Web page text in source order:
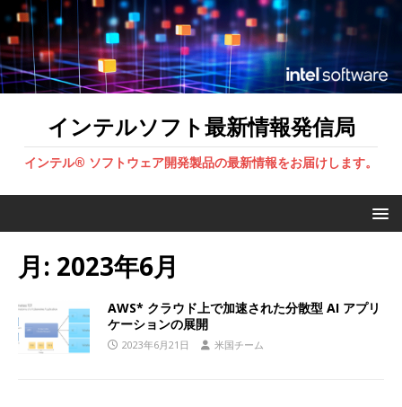
インテルソフト最新情報発信局
インテル® ソフトウェア開発製品の最新情報をお届けします。
月: 2023年6月
AWS* クラウド上で加速された分散型 AI アプリ
ケーションの展開
2023年6月21日 米国チーム